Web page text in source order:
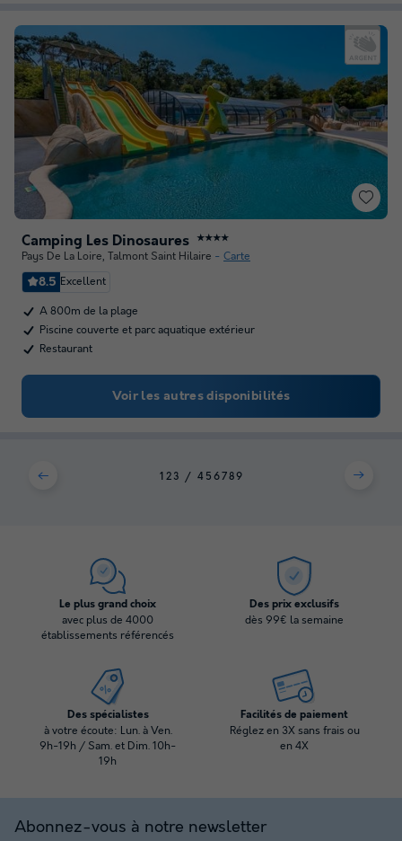
Camping Les Dinosaures ★★★★
Pays De La Loire, Talmont Saint Hilaire Carte
8.5 Excellent
A 800m de la plage
Piscine couverte et parc aquatique extérieur
Restaurant
Voir les autres disponibilités
1 2 3 4 5 6789
Le plus grand choix
avec plus de 4000
établissements référencés
Des prix exclusifs
dès 99€ la semaine
Des spécialistes
à votre écoute: Lun. à Ven.
9h-19h / Sam. et Dim. 10h-
19h
Facilités de paiement
Réglez en 3X sans frais ou
en 4X
Abonnez-vous à notre newsletter